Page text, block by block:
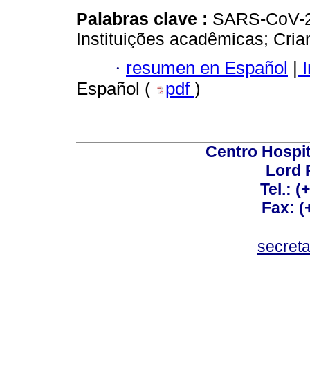
Palabras clave : SARS-
Instituições acadêmicas;
· resumen en Español
Español (
pdf )
Centro
Lord
Tel.:
Fax: